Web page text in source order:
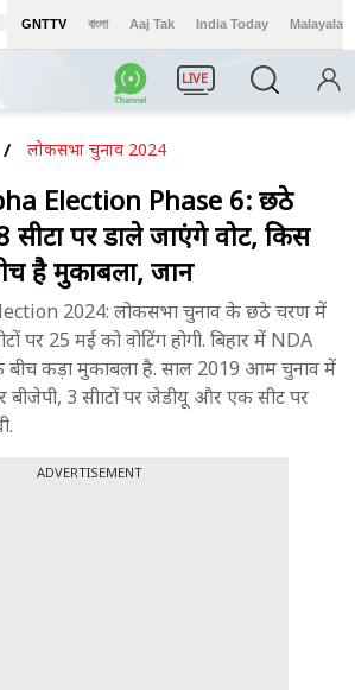
GNTTV বাংলা Aaj Tak India Today Malayalam
LIVE
लोकसभा चुनाव 2024
Election Phase 6: छठे
सीटों पर डाले जाएंगे वोट, किस
है मुकाबला, जानें
2024: लोकसभा चुनाव के छठे चरण में
पर 25 मई को वोटिंग होगी. बिहार में NDA
कड़ा मुकाबला है. साल 2019 आम चुनाव में
बीजेपी, 3 सीाटों पर जेडीयू और एक सीट पर
ADVERTISEMENT